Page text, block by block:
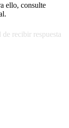
ello, consulte
recibir respuesta